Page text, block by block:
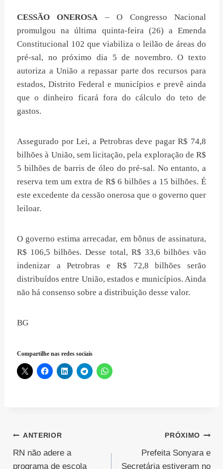
CESSÃO ONEROSA – O Congresso Nacional
promulgou na última quinta-feira (26) a Emenda
Constitucional 102 que viabiliza o leilão de áreas do
pré-sal, no próximo dia 5 de novembro. O texto
autoriza a União a repassar parte dos recursos para
estados, Distrito Federal e municípios e prevê ainda
que o dinheiro ficará fora do cálculo do teto de
gastos.
Assegurado por Lei, a Petrobras deve pagar R$ 74,8
bilhões à União, sem licitação, pela exploração de R$
5 bilhões de barris de óleo do pré-sal. No entanto, a
reserva tem um extra de R$ 6 bilhões a 15 bilhões. É
este excedente da cessão onerosa que o governo quer
leiloar.
O governo estima arrecadar, em bônus de assinatura,
R$ 106,5 bilhões. Desse total, R$ 33,6 bilhões vão
indenizar a Petrobras e R$ 72,8 bilhões serão
distribuídos entre União, estados e municípios. Ainda
não há consenso sobre a distribuição desse valor.
BG
Compartilhe nas redes sociais
Navegação
de
ANTERIOR
RN não adere a
programa de escola
PRÓXIMO
Prefeita Sonyara e
Secretária estiveram no